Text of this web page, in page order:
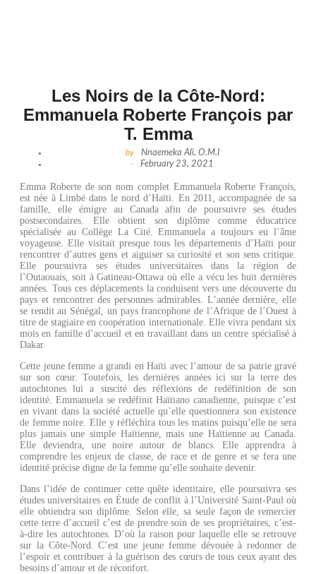
Les Noirs de la Côte-Nord:
Emmanuela Roberte François par
T. Emma
by Nnaemeka Ali, O.M.I
- February 23, 2021
Emma Roberte de son nom complet Emmanuela Roberte François,
est née à Limbé dans le nord d’Haïti. En 2011, accompagnée de sa
famille, elle émigre au Canada afin de poursuivre ses études
postsecondaires. Elle obtient son diplôme comme éducatrice
spécialisée au Collège La Cité. Emmanuela a toujours eu l’âme
voyageuse. Elle visitait presque tous les départements d’Haïti pour
rencontrer d’autres gens et aiguiser sa curiosité et son sens critique.
Elle poursuivra ses études universitaires dans la région de
l’Outaouais, soit à Gatineau-Ottawa où elle a vécu les huit dernières
années. Tous ces déplacements la conduisent vers une découverte du
pays et rencontrer des personnes admirables. L’année dernière, elle
se rendit au Sénégal, un pays francophone de l’Afrique de l’Ouest à
titre de stagiaire en coopération internationale. Elle vivra pendant six
mois en famille d’accueil et en travaillant dans un centre spécialisé à
Dakar.
Cette jeune femme a grandi en Haïti avec l’amour de sa patrie gravé
sur son cœur. Toutefois, les dernières années ici sur la terre des
autochtones lui a suscité des réflexions de redéfinition de son
identité. Emmanuela se redéfinit Haïtiano canadienne, puisque c’est
en vivant dans la société actuelle qu’elle questionnera son existence
de femme noire. Elle y réfléchira tous les matins puisqu’elle ne sera
plus jamais une simple Haïtienne, mais une Haïtienne au Canada.
Elle deviendra, une noire autour de blancs. Elle apprendra à
comprendre les enjeux de classe, de race et de genre et se fera une
identité précise digne de la femme qu’elle souhaite devenir.
Dans l’idée de continuer cette quête identitaire, elle poursuivra ses
études universitaires en Étude de conflit à l’Université Saint-Paul où
elle obtiendra son diplôme. Selon elle, sa seule façon de remercier
cette terre d’accueil c’est de prendre soin de ses propriétaires, c’est-
à-dire les autochtones. D’où la raison pour laquelle elle se retrouve
sur la Côte-Nord. C’est une jeune femme dévouée à redonner de
l’espoir et contribuer à la guérison des cœurs de tous ceux ayant des
besoins d’amour et de réconfort.